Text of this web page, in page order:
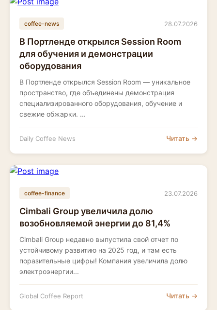
coffee-news 28.07.2026
В Портленде открылся Session Room
для обучения и демонстрации
оборудования
В Портленде открылся Session Room — уникальное
пространство, где объединены демонстрация
специализированного оборудования, обучение и
свежие обжарки. ...
Daily Coffee News Читать →
coffee-finance 23.07.2026
Cimbali Group увеличила долю
возобновляемой энергии до 81,4%
Cimbali Group недавно выпустила свой отчет по
устойчивому развитию на 2025 год, и там есть
поразительные цифры! Компания увеличила долю
электроэнергии...
Global Coffee Report Читать →